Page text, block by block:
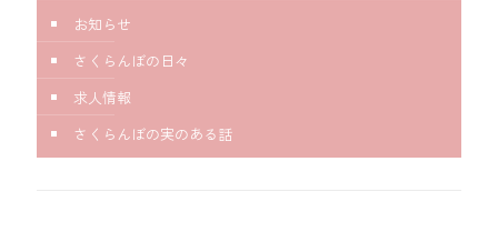
お知らせ
さくらんぼの日々
求人情報
さくらんぼの実のある話